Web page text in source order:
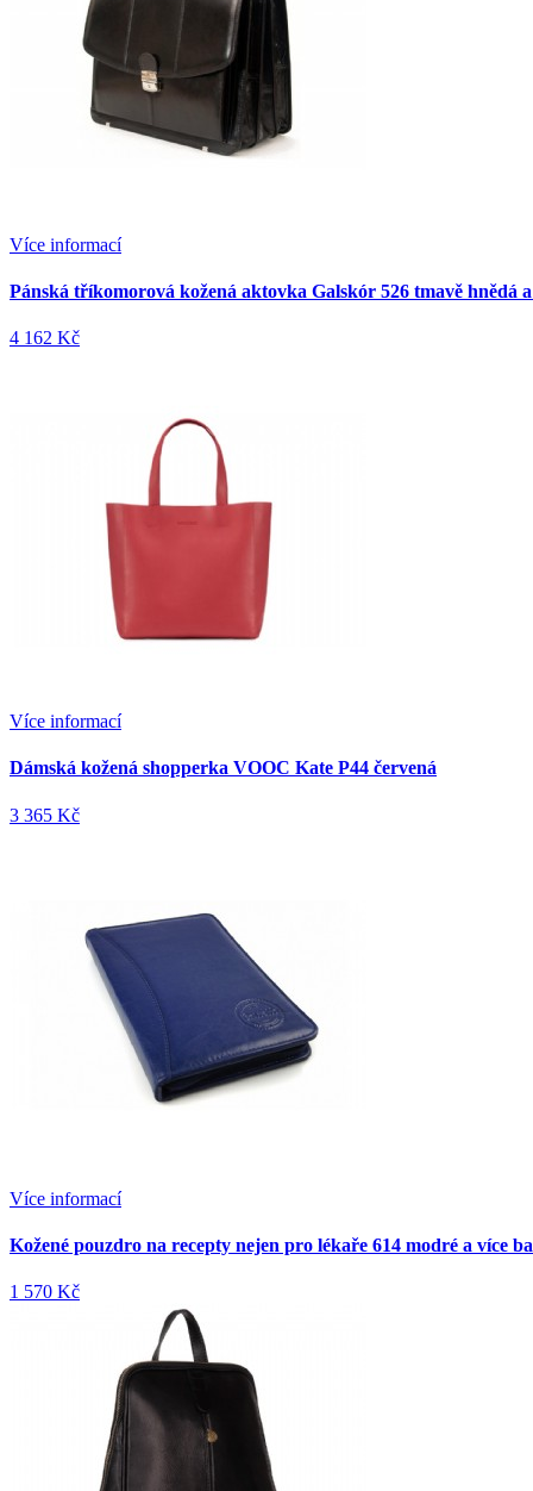
Více informací
Pánská tříkomorová kožená aktovka Galskór 526 tmavě hnědá
4 162 Kč
Více informací
Dámská kožená shopperka VOOC Kate P44 červená
3 365 Kč
Více informací
Kožené pouzdro na recepty nejen pro lékaře 614 modré a více
1 570 Kč